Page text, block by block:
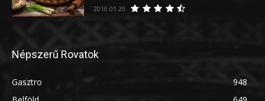
2010.01.20.
Népszerű Rovatok
Gasztro
948